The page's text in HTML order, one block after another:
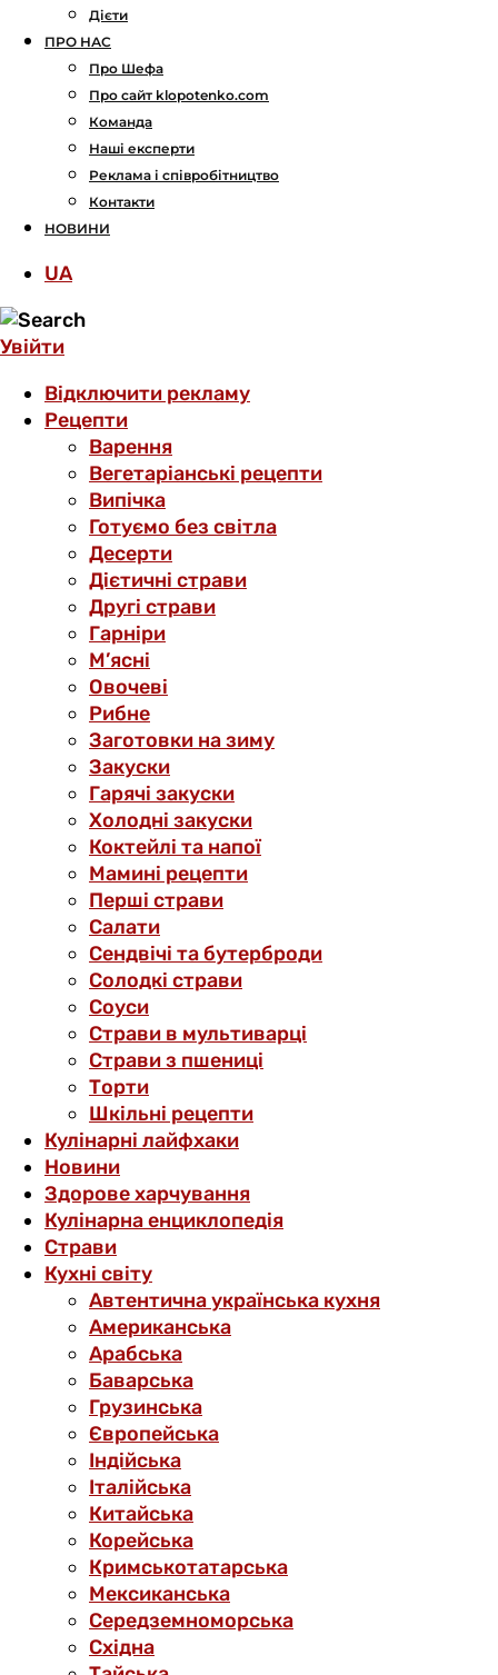
Дієти
ПРО НАС
Про Шефа
Про сайт klopotenko.com
Команда
Наші експерти
Реклама і співробітництво
Контакти
НОВИНИ
UA
Увійти
Відключити рекламу
Рецепти
Варення
Вегетаріанські рецепти
Випічка
Готуємо без світла
Десерти
Дієтичні страви
Другі страви
Гарніри
М’ясні
Овочеві
Рибне
Заготовки на зиму
Закуски
Гарячі закуски
Холодні закуски
Коктейлі та напої
Мамині рецепти
Перші страви
Салати
Сендвічі та бутерброди
Солодкі страви
Соуси
Страви в мультиварці
Страви з пшениці
Торти
Шкільні рецепти
Кулінарні лайфхаки
Новини
Здорове харчування
Кулінарна енциклопедія
Страви
Кухні світу
Автентична українська кухня
Американська
Арабська
Баварська
Грузинська
Європейська
Індійська
Італійська
Китайська
Корейська
Кримськотатарська
Мексиканська
Середземноморська
Східна